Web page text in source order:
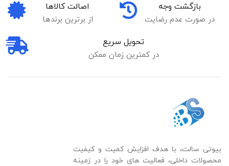
بازگشت وجه
در صورت عدم رضایت
اصالت کالاها
از برترین برندها
تحویل سریع
در کمترین زمان ممکن
بیوتی سالت، با هدف افزایش کمیت و کیفیت
محصولات داخلی، فعالیت های خود را در زمینه